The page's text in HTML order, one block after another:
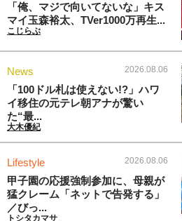
「俺、マジで向いてないな」キス
マイ玉森裕太、TVer1000万再生...
こじらぶ
News 2026.08.06
「100ドル札は使えない!?」ハワ
イ移住の元テレ朝アナが驚い
た“最...
大木優紀
Lifestyle 2026.08.06
甲子園の応援強制参加に、母親が
猛クレーム「ネットで告発する」
／びっ...
トシタカマサ